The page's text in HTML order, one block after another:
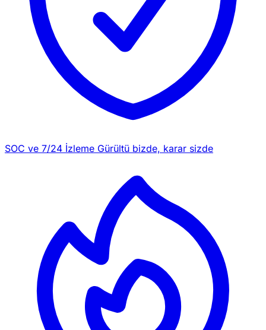
SOC ve 7/24 İzleme Gürültü bizde, karar sizde